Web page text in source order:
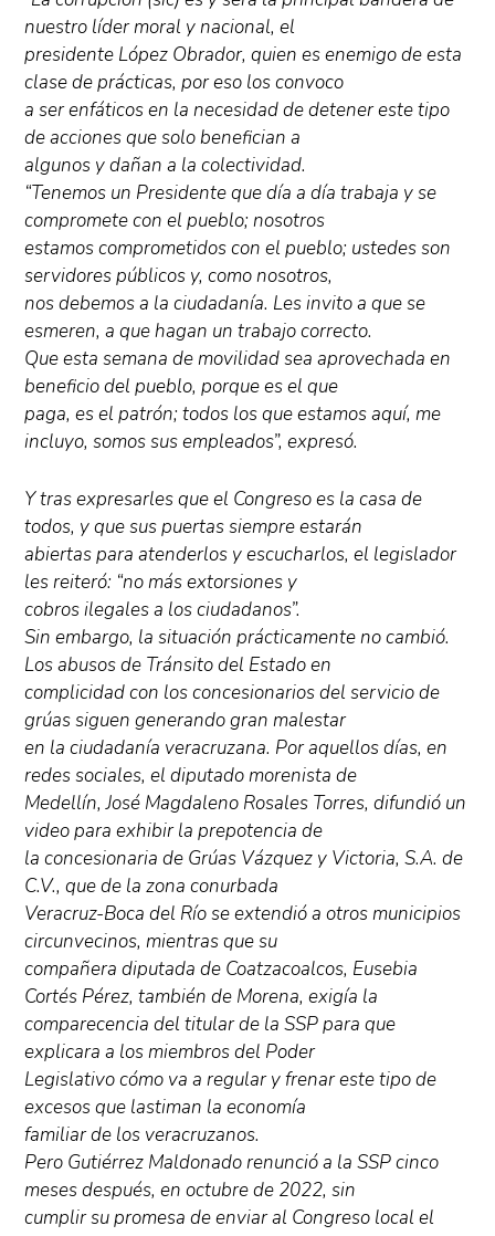
nuestro líder moral y nacional, el
presidente López Obrador, quien es enemigo de esta
clase de prácticas, por eso los convoco
a ser enfáticos en la necesidad de detener este tipo
de acciones que solo benefician a
algunos y dañan a la colectividad.
“Tenemos un Presidente que día a día trabaja y se
compromete con el pueblo; nosotros
estamos comprometidos con el pueblo; ustedes son
servidores públicos y, como nosotros,
nos debemos a la ciudadanía. Les invito a que se
esmeren, a que hagan un trabajo correcto.
Que esta semana de movilidad sea aprovechada en
beneficio del pueblo, porque es el que
paga, es el patrón; todos los que estamos aquí, me
incluyo, somos sus empleados”, expresó.
Y tras expresarles que el Congreso es la casa de
todos, y que sus puertas siempre estarán
abiertas para atenderlos y escucharlos, el legislador
les reiteró: “no más extorsiones y
cobros ilegales a los ciudadanos”.
Sin embargo, la situación prácticamente no cambió.
Los abusos de Tránsito del Estado en
complicidad con los concesionarios del servicio de
grúas siguen generando gran malestar
en la ciudadanía veracruzana. Por aquellos días, en
redes sociales, el diputado morenista de
Medellín, José Magdaleno Rosales Torres, difundió un
video para exhibir la prepotencia de
la concesionaria de Grúas Vázquez y Victoria, S.A. de
C.V., que de la zona conurbada
Veracruz-Boca del Río se extendió a otros municipios
circunvecinos, mientras que su
compañera diputada de Coatzacoalcos, Eusebia
Cortés Pérez, también de Morena, exigía la
comparecencia del titular de la SSP para que
explicara a los miembros del Poder
Legislativo cómo va a regular y frenar este tipo de
excesos que lastiman la economía
familiar de los veracruzanos.
Pero Gutiérrez Maldonado renunció a la SSP cinco
meses después, en octubre de 2022, sin
cumplir su promesa de enviar al Congreso local el